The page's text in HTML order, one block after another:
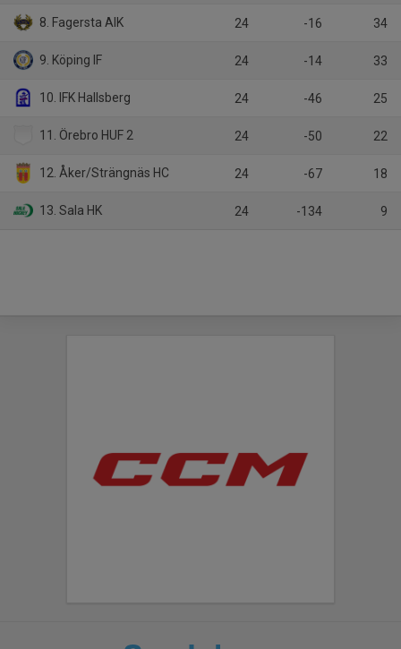
8. Fagersta AIK 24 -16 34
9. Köping IF 24 -14 33
10. IFK Hallsberg 24 -46 25
11. Örebro HUF 2 24 -50 22
12. Åker/Strängnäs HC 24 -67 18
13. Sala HK 24 -134 9